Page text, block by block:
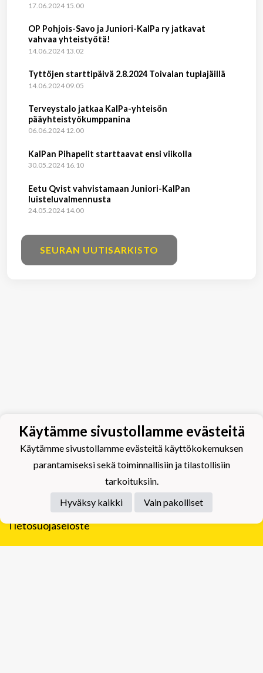
17.06.2024 15.00
OP Pohjois-Savo ja Juniori-KalPa ry jatkavat
vahvaa yhteistyötä!
14.06.2024 13.02
Tyttöjen starttipäivä 2.8.2024 Toivalan tuplajäillä
14.06.2024 09.05
Terveystalo jatkaa KalPa-yhteisön
pääyhteistyökumppanina
06.06.2024 12.00
KalPan Pihapelit starttaavat ensi viikolla
30.05.2024 16.10
​Eetu Qvist vahvistamaan Juniori-KalPan
luisteluvalmennusta
24.05.2024 14.00
SEURAN UUTISARKISTO
Tietosuojaseloste
Käytämme sivustollamme evästeitä
Käytämme sivustollamme evästeitä käyttökokemuksen
parantamiseksi sekä toiminnallisiin ja tilastollisiin
tarkoituksiin.
Hyväksy kaikki
Vain pakolliset